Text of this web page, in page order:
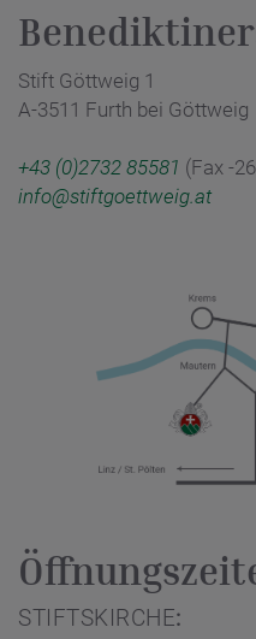
Stift Göttweig 1
A-3511 Furth bei Göttweig
+43 (0)2732 85581 (Fax -
info@stiftgoettweig.at
STIFTSKIRCHE: